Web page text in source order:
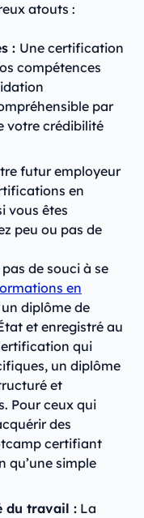
atouts :
: Une certification
compétences
par
votre crédibilité
futur employeur
en
vous êtes
peu ou pas de
de souci à se
en
diplôme de
et enregistré au
qui
un diplôme
et
Pour ceux qui
des
certifiant
qu’une simple
du travail : La